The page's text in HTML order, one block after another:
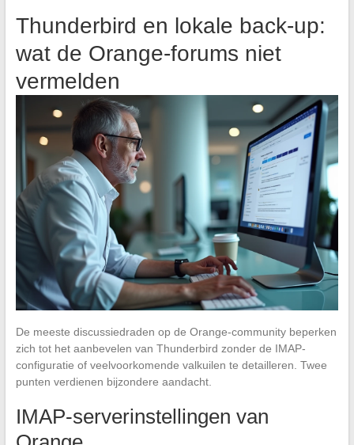
Thunderbird en lokale back-up:
wat de Orange-forums niet
vermelden
De meeste discussiedraden op de Orange-community beperken
zich tot het aanbevelen van Thunderbird zonder de IMAP-
configuratie of veelvoorkomende valkuilen te detailleren. Twee
punten verdienen bijzondere aandacht.
IMAP-serverinstellingen van